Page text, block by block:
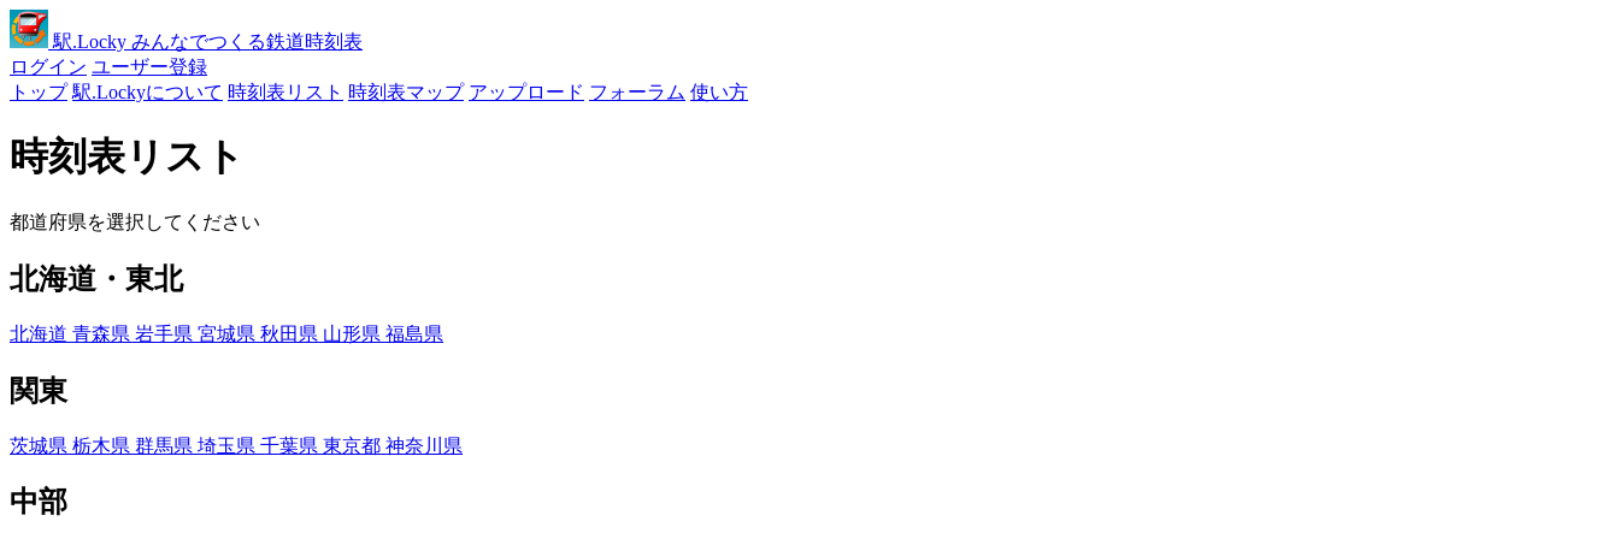
駅.Locky みんなでつくる鉄道時刻表
ログイン ユーザー登録
トップ 駅.Lockyについて 時刻表リスト 時刻表マップ アップロード フォーラム 使い方
時刻表リスト
都道府県を選択してください
北海道・東北
北海道 青森県 岩手県 宮城県 秋田県 山形県 福島県
関東
茨城県 栃木県 群馬県 埼玉県 千葉県 東京都 神奈川県
中部